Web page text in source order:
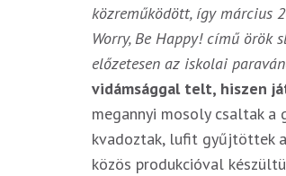
közreműködött, így március
Worry, Be Happy! című örök
előzetesen az iskolai
vidámsággal telt, hiszen
megannyi mosoly csaltak
kvadoztak, lufit gyűjtöttek
közös produkcióval